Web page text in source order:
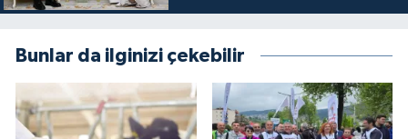
Bunlar da ilginizi çekebilir